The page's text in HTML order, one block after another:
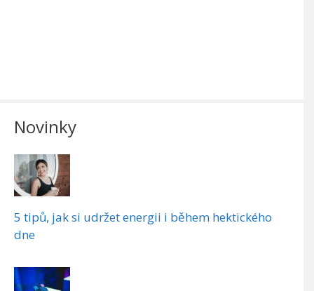
Novinky
5 tipů, jak si udržet energii i během hektického
dne